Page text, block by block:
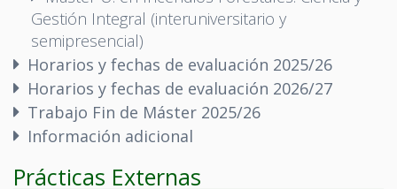
Gestión Integral (interuniversitario y
semipresencial)
Horarios y fechas de evaluación 2025/26
Horarios y fechas de evaluación 2026/27
Trabajo Fin de Máster 2025/26
Información adicional
Prácticas Externas